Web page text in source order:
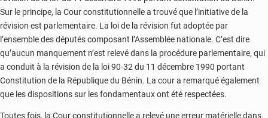
Sur le principe, la Cour constitutionnelle a trouvé que l’initiative de la
révision est parlementaire. La loi de la révision fut adoptée par
l’ensemble des députés composant l’Assemblée nationale. C’est dire
qu’aucun manquement n’est relevé dans la procédure parlementaire, qui
a conduit à la révision de la loi 90-32 du 11 décembre 1990 portant
Constitution de la République du Bénin. La cour a remarqué également
que les dispositions sur les fondamentaux ont été respectées.
Toutes fois, la Cour constitutionnelle a relevé une erreur matérielle dans